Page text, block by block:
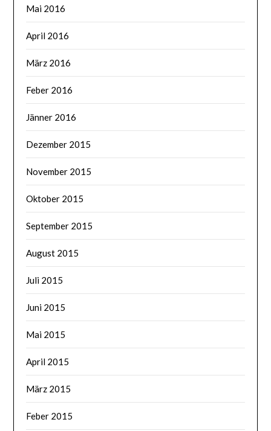
Mai 2016
April 2016
März 2016
Feber 2016
Jänner 2016
Dezember 2015
November 2015
Oktober 2015
September 2015
August 2015
Juli 2015
Juni 2015
Mai 2015
April 2015
März 2015
Feber 2015